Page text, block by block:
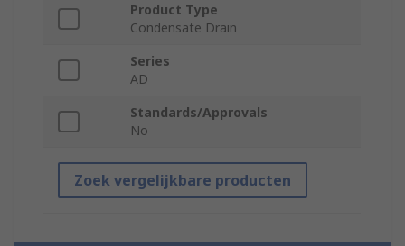
Product Type
Condensate Drain
Series
AD
Standards/Approvals
No
Zoek vergelijkbare producten